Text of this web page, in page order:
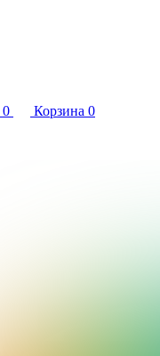
0 Корзина 0